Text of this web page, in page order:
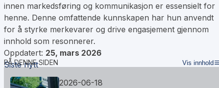
innen markedsføring og kommunikasjon er essensielt for
henne. Denne omfattende kunnskapen har hun anvendt
for å styrke merkevarer og drive engasjement gjennom
innhold som resonnerer.
Oppdatert: 25, mars 2026
PÅ DENNE SIDEN Vis innhold
Siste nytt
2026-06-18